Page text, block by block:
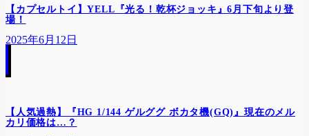
【カプセルトイ】YELL『光る！乾杯ジョッキ』6月下旬より登
場！
2025年6月12日
【人気過熱】『HG 1/144 ゲルググ ボカタ機(GQ)』現在のメル
カリ価格は…？